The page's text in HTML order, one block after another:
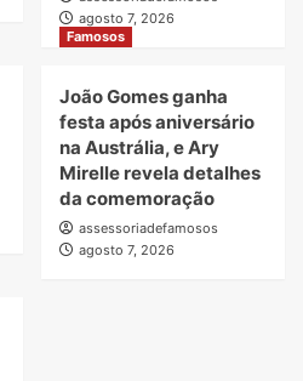
agosto 7, 2026
Famosos
João Gomes ganha
festa após aniversário
na Austrália, e Ary
Mirelle revela detalhes
da comemoração
assessoriadefamosos
agosto 7, 2026